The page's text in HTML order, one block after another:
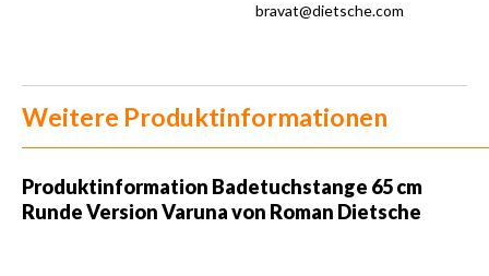
bravat@dietsche.com
Weitere Produktinformationen
Produktinformation Badetuchstange 65 cm
Runde Version Varuna von Roman Dietsche